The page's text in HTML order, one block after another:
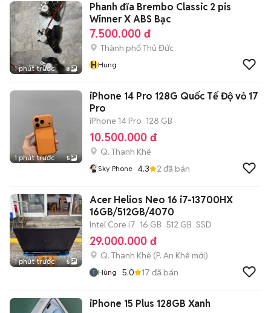
1 phút trước 8
Phanh đĩa Brembo Classic 2 pis
Winner X ABS Bạc
7.500.000 đ
Thành phố Thủ Đức
HHung
1 phút trước 5
iPhone 14 Pro 128G Quốc Tế Độ vỏ 17
Pro
iPhone 14 Pro 128 GB
10.500.000 đ
Q. Thanh Khê
Sky Phone 4.3 2 đã bán
1 phút trước 5
Acer Helios Neo 16 i7-13700HX
16GB/512GB/4070
Intel Core i7 16 GB 512 GB SSD
29.000.000 đ
Q. Thanh Khê (P. An Khê mới)
Hùng 5.0 17 đã bán
iPhone 15 Plus 128GB Xanh